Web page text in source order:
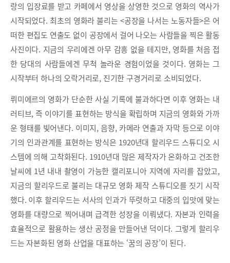
랑의 입장료를 받고 카페에서 영상을 상영한 것으로 영화의 역사가
시작되었다. 최초의 영화라 불리는 <공장을 나서는 노동자들>은 어
떠한 편집도 연출도 없이 공장에서 걸어 나오는 사람들을 찍은 활동
사진이다. 지금의 우리에겐 아무 감흥 없을 테지만, 영화를 처음 접
한 당대의 사람들에겐 무척 놀라운 경험이었을 것이다. 영화는 그
시작부터 하나의 오락거리로, 진기한 구경거리로 소비되었다.
뤼미에르의 영화가 단순한 사실 기록에 불과하다면 이후 영화는 내
러티브, 즉 이야기를 표현하는 방식을 확립하며 지금의 영화와 가까
운 형태를 빚어낸다. 이미지, 음향, 카메라 연출과 자막 등으로 이야
기의 인과관계를 표현하는 방식은 1920년대 할리우드 스튜디오 시
스템에 의해 고착화된다. 1910년대 많은 제작자가 온화하고 건조한
날씨에 1년 내내 촬영이 가능한 캘리포니아 지역에 자리를 잡았고,
지금의 할리우드로 불리는 대규모 영화 제작 스튜디오를 짓기 시작
했다. 이후 할리우드는 서사의 인과가 뚜렷하고 대중의 입맛에 맞는
영화를 대량으로 찍어내며 급격한 성장을 이뤄냈다. 자본과 인력을
효율적으로 활용하는 생산 공정을 만들어낸 덕이다. 그렇게 할리우
드는 자본화된 영화 산업을 대표하는 ‘꿈의 공장’이 된다.